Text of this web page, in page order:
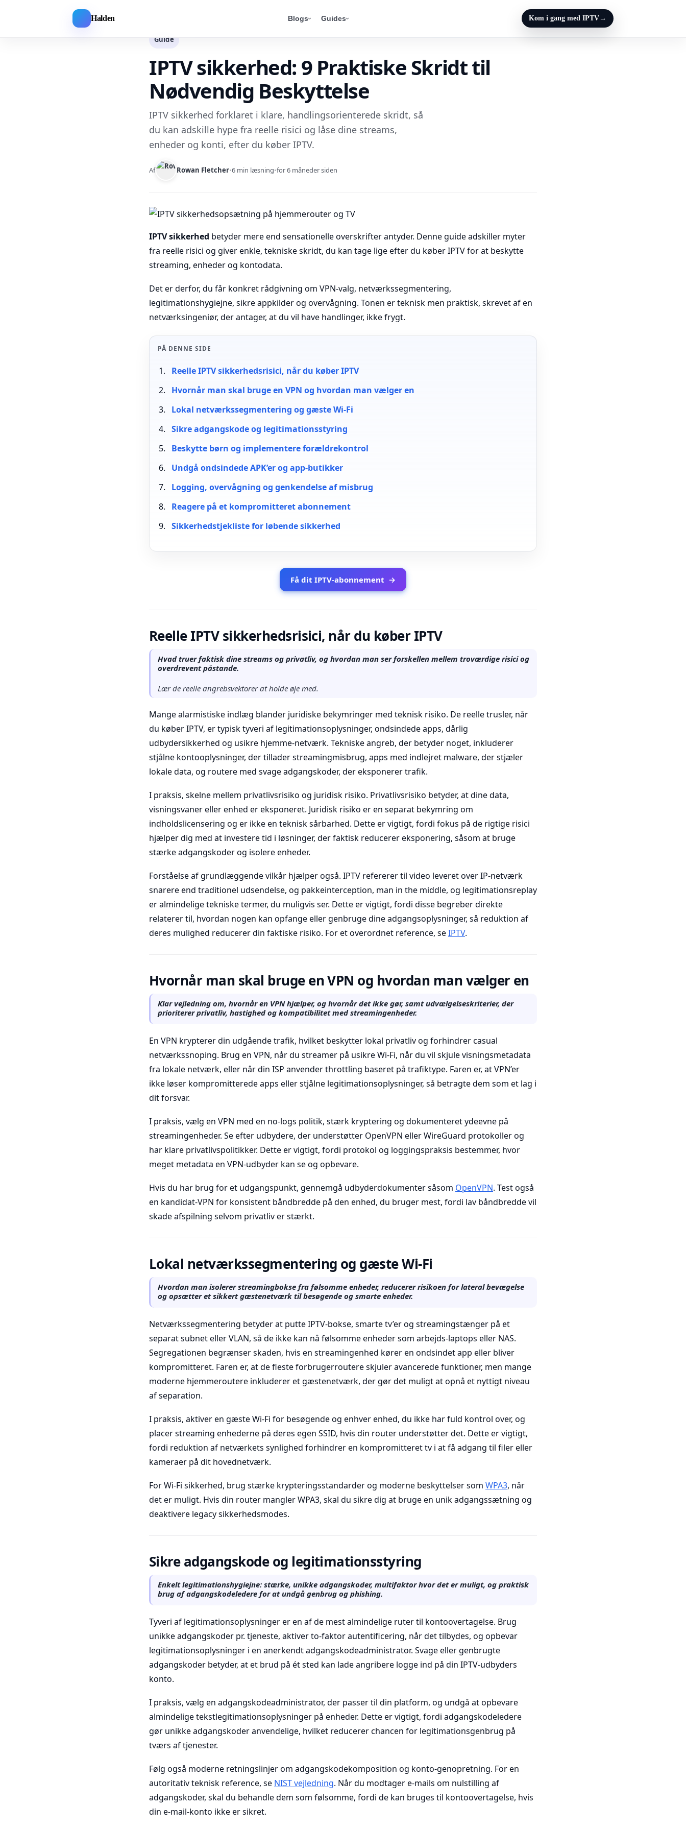
Halden Blogs Guides Kom i gang med IPTV→
Guide
IPTV sikkerhed: 9 Praktiske Skridt til
Nødvendig Beskyttelse
IPTV sikkerhed forklaret i klare, handlingsorienterede skridt, så
du kan adskille hype fra reelle risici og låse dine streams,
enheder og konti, efter du køber IPTV.
Af Rowan Fletcher•6 min læsning•for 6 måneder siden
IPTV sikkerhed betyder mere end sensationelle overskrifter antyder. Denne guide adskiller myter
fra reelle risici og giver enkle, tekniske skridt, du kan tage lige efter du køber IPTV for at beskytte
streaming, enheder og kontodata.
Det er derfor, du får konkret rådgivning om VPN-valg, netværkssegmentering,
legitimationshygiejne, sikre appkilder og overvågning. Tonen er teknisk men praktisk, skrevet af en
netværksingeniør, der antager, at du vil have handlinger, ikke frygt.
PÅ DENNE SIDE
Reelle IPTV sikkerhedsrisici, når du køber IPTV
Hvornår man skal bruge en VPN og hvordan man vælger en
Lokal netværkssegmentering og gæste Wi-Fi
Sikre adgangskode og legitimationsstyring
Beskytte børn og implementere forældrekontrol
Undgå ondsindede APK’er og app-butikker
Logging, overvågning og genkendelse af misbrug
Reagere på et kompromitteret abonnement
Sikkerhedstjekliste for løbende sikkerhed
Få dit IPTV-abonnement →
Reelle IPTV sikkerhedsrisici, når du køber IPTV
Hvad truer faktisk dine streams og privatliv, og hvordan man ser forskellen mellem troværdige risici og
overdrevent påstande.
Lær de reelle angrebsvektorer at holde øje med.
Mange alarmistiske indlæg blander juridiske bekymringer med teknisk risiko. De reelle trusler, når
du køber IPTV, er typisk tyveri af legitimationsoplysninger, ondsindede apps, dårlig
udbydersikkerhed og usikre hjemme-netværk. Tekniske angreb, der betyder noget, inkluderer
stjålne kontooplysninger, der tillader streamingmisbrug, apps med indlejret malware, der stjæler
lokale data, og routere med svage adgangskoder, der eksponerer trafik.
I praksis, skelne mellem privatlivsrisiko og juridisk risiko. Privatlivsrisiko betyder, at dine data,
visningsvaner eller enhed er eksponeret. Juridisk risiko er en separat bekymring om
indholdslicensering og er ikke en teknisk sårbarhed. Dette er vigtigt, fordi fokus på de rigtige risici
hjælper dig med at investere tid i løsninger, der faktisk reducerer eksponering, såsom at bruge
stærke adgangskoder og isolere enheder.
Forståelse af grundlæggende vilkår hjælper også. IPTV refererer til video leveret over IP-netværk
snarere end traditionel udsendelse, og pakkeinterception, man in the middle, og legitimationsreplay
er almindelige tekniske termer, du muligvis ser. Dette er vigtigt, fordi disse begreber direkte
relaterer til, hvordan nogen kan opfange eller genbruge dine adgangsoplysninger, så reduktion af
deres mulighed reducerer din faktiske risiko. For et overordnet reference, seIPTV.
Hvornår man skal bruge en VPN og hvordan man vælger en
Klar vejledning om, hvornår en VPN hjælper, og hvornår det ikke gør, samt udvælgelseskriterier, der
prioriterer privatliv, hastighed og kompatibilitet med streamingenheder.
En VPN krypterer din udgående trafik, hvilket beskytter lokal privatliv og forhindrer casual
netværkssnoping. Brug en VPN, når du streamer på usikre Wi-Fi, når du vil skjule visningsmetadata
fra lokale netværk, eller når din ISP anvender throttling baseret på trafiktype. Faren er, at VPN’er
ikke løser kompromitterede apps eller stjålne legitimationsoplysninger, så betragte dem som et lag i
dit forsvar.
I praksis, vælg en VPN med en no-logs politik, stærk kryptering og dokumenteret ydeevne på
streamingenheder. Se efter udbydere, der understøtter OpenVPN eller WireGuard protokoller og
har klare privatlivspolitikker. Dette er vigtigt, fordi protokol og loggingspraksis bestemmer, hvor
meget metadata en VPN-udbyder kan se og opbevare.
Hvis du har brug for et udgangspunkt, gennemgå udbyderdokumenter såsom OpenVPN. Test også
en kandidat-VPN for konsistent båndbredde på den enhed, du bruger mest, fordi lav båndbredde vil
skade afspilning selvom privatliv er stærkt.
Lokal netværkssegmentering og gæste Wi-Fi
Hvordan man isolerer streamingbokse fra følsomme enheder, reducerer risikoen for lateral bevægelse
og opsætter et sikkert gæstenetværk til besøgende og smarte enheder.
Netværkssegmentering betyder at putte IPTV-bokse, smarte tv’er og streamingstænger på et
separat subnet eller VLAN, så de ikke kan nå følsomme enheder som arbejds-laptops eller NAS.
Segregationen begrænser skaden, hvis en streamingenhed kører en ondsindet app eller bliver
kompromitteret. Faren er, at de fleste forbrugerroutere skjuler avancerede funktioner, men mange
moderne hjemmeroutere inkluderer et gæstenetværk, der gør det muligt at opnå et nyttigt niveau
af separation.
I praksis, aktiver en gæste Wi-Fi for besøgende og enhver enhed, du ikke har fuld kontrol over, og
placer streaming enhederne på deres egen SSID, hvis din router understøtter det. Dette er vigtigt,
fordi reduktion af netværkets synlighed forhindrer en kompromitteret tv i at få adgang til filer eller
kameraer på dit hovednetværk.
For Wi-Fi sikkerhed, brug stærke krypteringsstandarder og moderne beskyttelser som WPA3, når
det er muligt. Hvis din router mangler WPA3, skal du sikre dig at bruge en unik adgangssætning og
deaktivere legacy sikkerhedsmodes.
Sikre adgangskode og legitimationsstyring
Enkelt legitimationshygiejne: stærke, unikke adgangskoder, multifaktor hvor det er muligt, og praktisk
brug af adgangskodeledere for at undgå genbrug og phishing.
Tyveri af legitimationsoplysninger er en af de mest almindelige ruter til kontoovertagelse. Brug
unikke adgangskoder pr. tjeneste, aktiver to-faktor autentificering, når det tilbydes, og opbevar
legitimationsoplysninger i en anerkendt adgangskodeadministrator. Svage eller genbrugte
adgangskoder betyder, at et brud på ét sted kan lade angribere logge ind på din IPTV-udbyders
konto.
I praksis, vælg en adgangskodeadministrator, der passer til din platform, og undgå at opbevare
almindelige tekstlegitimationsoplysninger på enheder. Dette er vigtigt, fordi adgangskodeledere
gør unikke adgangskoder anvendelige, hvilket reducerer chancen for legitimationsgenbrug på
tværs af tjenester.
Følg også moderne retningslinjer om adgangskodekomposition og konto-genopretning. For en
autoritativ teknisk reference, se NIST vejledning. Når du modtager e-mails om nulstilling af
adgangskoder, skal du behandle dem som følsomme, fordi de kan bruges til kontoovertagelse, hvis
din e-mail-konto ikke er sikret.